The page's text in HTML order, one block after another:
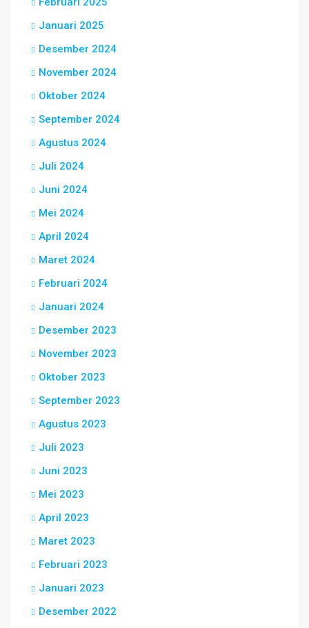
Januari 2025
Desember 2024
November 2024
Oktober 2024
September 2024
Agustus 2024
Juli 2024
Juni 2024
Mei 2024
April 2024
Maret 2024
Februari 2024
Januari 2024
Desember 2023
November 2023
Oktober 2023
September 2023
Agustus 2023
Juli 2023
Juni 2023
Mei 2023
April 2023
Maret 2023
Februari 2023
Januari 2023
Desember 2022